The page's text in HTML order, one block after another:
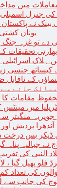
میں
کی جنرل
بینک نے
یونان
دے تو غزہ
تحقیقات کے
اسرائیلی
کیساتھ جنسی
مقامات کا
میں
جویریہ منگیتر
پردیش
بس درخت سے ٹکرا
نے جبالیہ
کی تقریب پر
فلو پھیل گیا
کی تعداد
کی جانب سے